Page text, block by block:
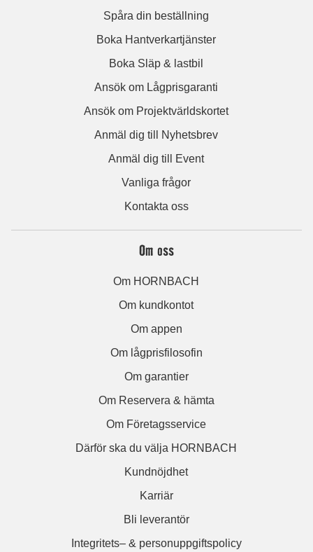
Spåra din beställning
Boka Hantverkartjänster
Boka Släp & lastbil
Ansök om Lågprisgaranti
Ansök om Projektvärldskortet
Anmäl dig till Nyhetsbrev
Anmäl dig till Event
Vanliga frågor
Kontakta oss
Om oss
Om HORNBACH
Om kundkontot
Om appen
Om lågprisfilosofin
Om garantier
Om Reservera & hämta
Om Företagsservice
Därför ska du välja HORNBACH
Kundnöjdhet
Karriär
Bli leverantör
Integritets– & personuppgiftspolicy